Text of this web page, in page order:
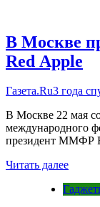
В Москве
Red Apple
Газета.Ru3 года
В Москве 22 мая
международного
президент ММФР
Читать далее